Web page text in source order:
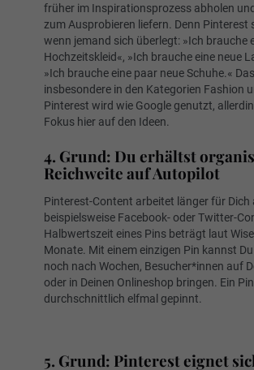
früher im Inspirationsprozess abholen
zum Ausprobieren liefern. Denn Pinterest
wenn jemand sich überlegt: »Ich brauche
Hochzeitskleid«, »Ich brauche eine neue
»Ich brauche eine paar neue Schuhe.«
insbesondere in den Kategorien Fashion
Pinterest wird wie Google genutzt,
Fokus hier auf den Ideen.
4. Grund: Du erhältst
Reichweite auf Autopilot
Pinterest-Content arbeitet länger für Dich
beispielsweise Facebook- oder Twitter-
Halbwertszeit eines Pins beträgt laut
Monate. Mit einem einzigen Pin kannst
noch nach Wochen, Besucher*innen auf
oder in Deinen Onlineshop bringen. Ein
durchschnittlich elfmal gepinnt.
Die Halbwertszeit eines Pins beträgt 3,5
5. Grund: Pinterest eignet